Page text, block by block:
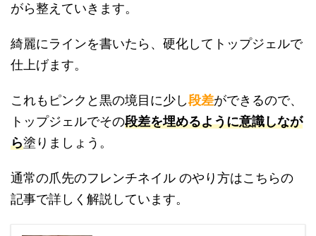
がら整えていきます。
綺麗にラインを書いたら、硬化してトップジェルで
仕上げます。
これもピンクと黒の境目に少し段差ができるので、
トップジェルでその段差を埋めるように意識しなが
ら塗りましょう。
通常の爪先のフレンチネイル のやり方はこちらの
記事で詳しく解説しています。